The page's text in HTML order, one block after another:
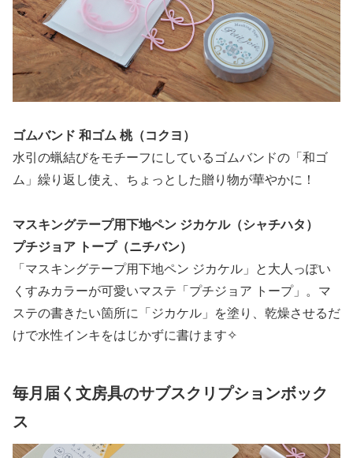
ゴムバンド 和ゴム 桃（コクヨ）
水引の蝋結びをモチーフにしているゴムバンドの「和ゴ
ム」繰り返し使え、ちょっとした贈り物が華やかに！
マスキングテープ用下地ペン ジカケル（シャチハタ）
プチジョア トープ（ニチバン）
「マスキングテープ用下地ペン ジカケル」と大人っぽい
くすみカラーが可愛いマステ「プチジョア トープ」。マ
ステの書きたい箇所に「ジカケル」を塗り、乾燥させるだ
けで水性インキをはじかずに書けます✧
毎月届く文房具のサブスクリプションボック
ス